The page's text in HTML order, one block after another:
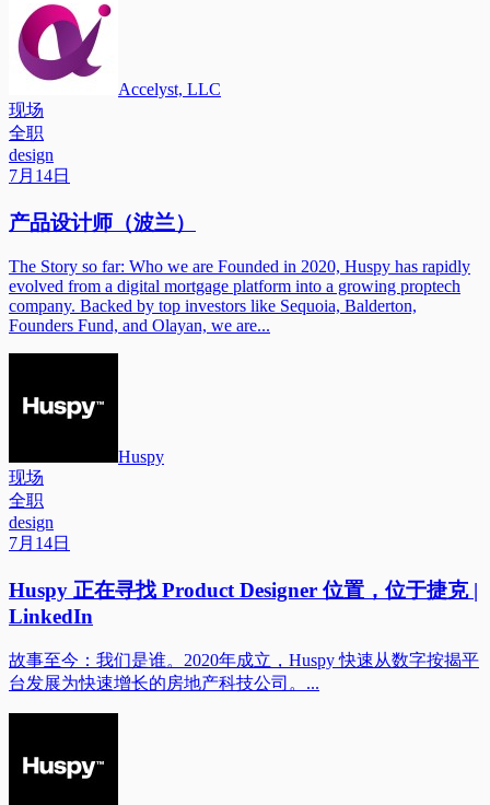
Accelyst, LLC
现场
全职
design
7月14日
产品设计师（波兰）
The Story so far: Who we are Founded in 2020, Huspy has rapidly
evolved from a digital mortgage platform into a growing proptech
company. Backed by top investors like Sequoia, Balderton,
Founders Fund, and Olayan, we are...
Huspy
现场
全职
design
7月14日
Huspy 正在寻找 Product Designer 位置，位于捷克 |
LinkedIn
故事至今：我们是谁。2020年成立，Huspy 快速从数字按揭平
台发展为快速增长的房地产科技公司。...